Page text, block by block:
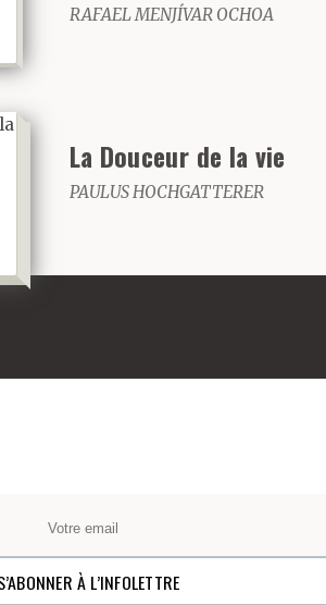
RAFAEL MENJÍVAR OCHOA
La Douceur de la vie
PAULUS HOCHGATTERER